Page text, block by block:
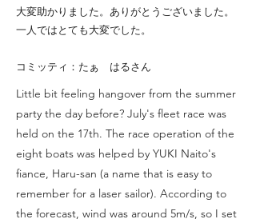
大変助かりました。ありがとうございました。
一人ではとても大変でした。
コミッティ：たぁ はるさん
Little bit feeling hangover from the summer
party the day before? July's fleet race was
held on the 17th. The race operation of the
eight boats was helped by YUKI Naito's
fiance, Haru-san (a name that is easy to
remember for a laser sailor). According to
the forecast, wind was around 5m/s, so I set